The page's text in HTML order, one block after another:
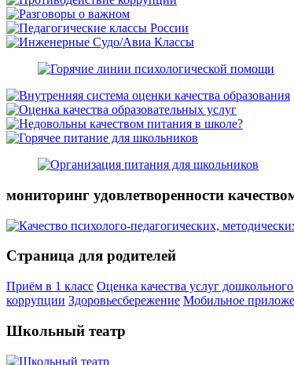
мониторинг удовлетворенности
Страница для родителей
Приём в 1 класс Оценка качества услуг
коррупции Здоровьесбережение Мобильное
Школьный театр